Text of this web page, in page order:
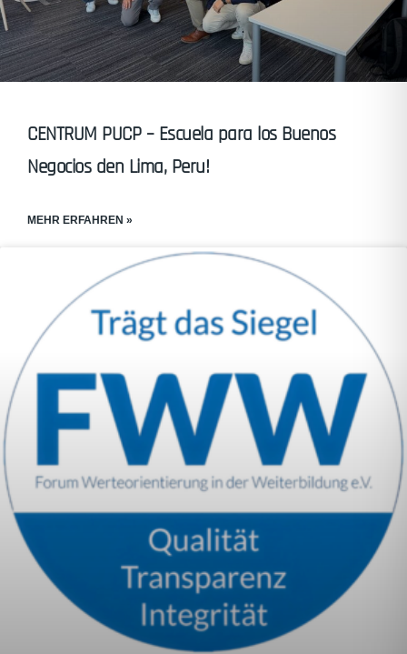
CENTRUM PUCP – Escuela para los Buenos
Negocios den Lima, Peru!
MEHR ERFAHREN »